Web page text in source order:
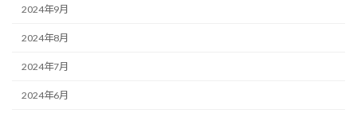
2024年9月
2024年8月
2024年7月
2024年6月